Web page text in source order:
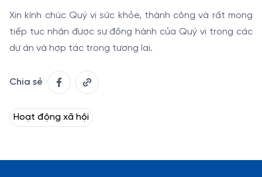
Xin kính chúc Quý vị sức khỏe, thành công và rất mong
tiếp tục nhận được sự đồng hành của Quý vị trong các
dự án và hợp tác trong tương lai.
Chia sẻ
Hoạt động xã hội